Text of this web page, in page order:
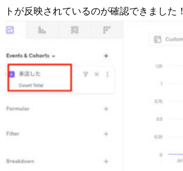
トが反映されているのが確認できました！